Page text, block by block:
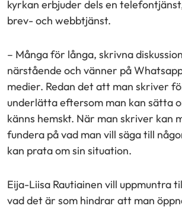
kyrkan erbjuder dels en
brev- och webbtjänst.
– Många för långa, skrivna
närstående och vänner på
medier. Redan det att man skriver
underlätta eftersom man kan sätta
känns hemskt. När man skriver kan
fundera på vad man vill säga till
kan prata om sin situation.
Eija-Liisa Rautiainen vill uppmuntra
vad det är som hindrar att man